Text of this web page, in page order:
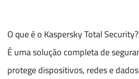
O que é o Kaspersky Total Security?
É uma solução completa de
protege dispositivos, redes e